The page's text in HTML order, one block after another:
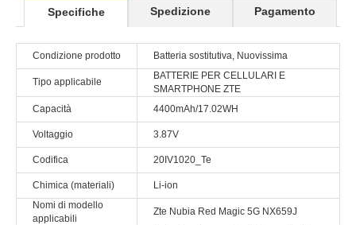
Specifiche Spedizione Pagamento
Condizione prodotto Batteria sostitutiva, Nuovissima
Tipo applicabile
BATTERIE PER CELLULARI E
SMARTPHONE ZTE
Capacità
4400mAh/17.02WH
Voltaggio 3.87V
Codifica 20IV1020_Te
Chimica (materiali)
Li-ion
Nomi di modello
applicabili
Zte Nubia Red Magic 5G NX659J